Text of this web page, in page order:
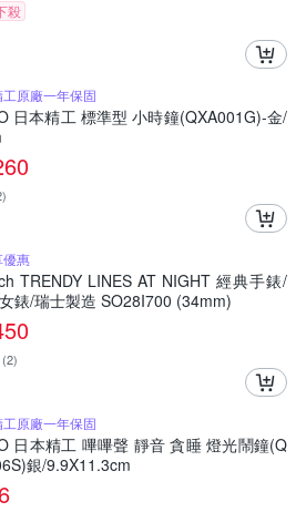
殺
工原廠一年保固
日本精工 標準型 小時鐘(QXA001G)-金/
)
優惠
TRENDY LINES AT NIGHT 經典手錶/
錶/瑞士製造 SO28I700 (34mm)
(2)
工原廠一年保固
日本精工 嗶嗶聲 靜音 貪睡 燈光鬧鐘(Q
銀/9.9X11.3cm